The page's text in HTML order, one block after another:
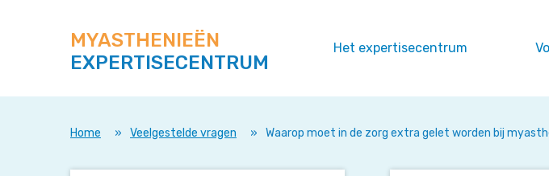
naar
content
deze
site
MYASTHENIEËN
EXPERTISECENTRUM
Het expertisecentrum
Home » Veelgestelde vragen » Waarop moet in de zorg extra gelet worden bij